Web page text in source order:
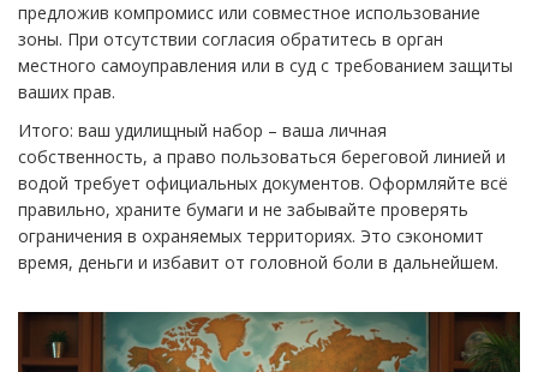
предложив компромисс или совместное использование
зоны. При отсутствии согласия обратитесь в орган
местного самоуправления или в суд с требованием защиты
ваших прав.
Итого: ваш удилищный набор – ваша личная
собственность, а право пользоваться береговой линией и
водой требует официальных документов. Оформляйте всё
правильно, храните бумаги и не забывайте проверять
ограничения в охраняемых территориях. Это сэкономит
время, деньги и избавит от головной боли в дальнейшем.